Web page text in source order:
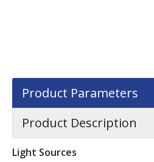
Product Parameters
Product Description
Light Sources